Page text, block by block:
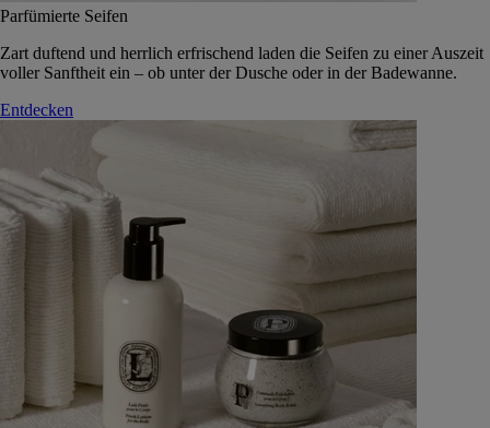
Parfümierte Seifen
Zart duftend und herrlich erfrischend laden die Seifen zu einer Auszeit
voller Sanftheit ein – ob unter der Dusche oder in der Badewanne.
Entdecken